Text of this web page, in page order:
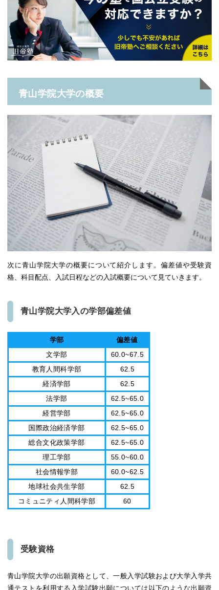
青山学院大学の概要
次に青山学院大学の概要について紹介します。偏差値や受験資
格、科目配点、入試日程などの入試概要について見ていきます。
青山学院大学入の学部偏差値
学部
偏差値
文学部
60.0~67.5
教育人間科学部
62.5
経済学部
62.5
法学部
62.5~65.0
経営学部
62.5~65.0
国際政治経済学部
62.5~65.0
総合文化政策学部
62.5~65.0
理工学部
55.0~60.0
社会情報学部
60.0~62.5
地球社会共生学部
62.5
コミュニティ人間科学部
60
受験資格
青山学院大学の出願資格として、一般入学試験および大学入学共
通テストを利用する入学試験出願については以下のような出願資